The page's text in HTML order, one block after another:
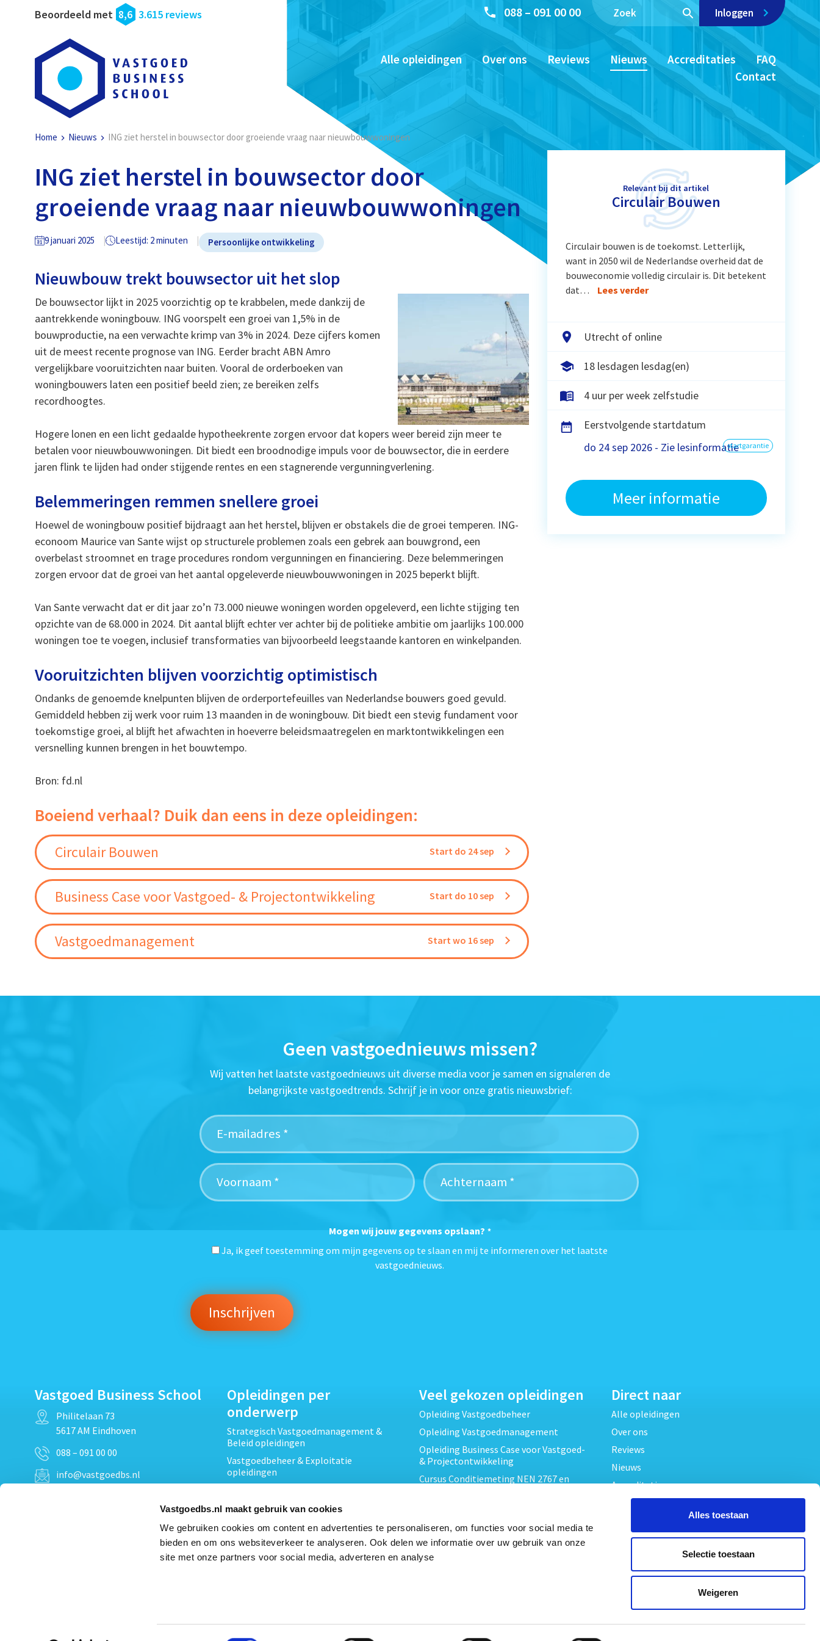
Vastgoedbs.nl maakt gebruik van cookies
We gebruiken cookies om content en advertenties te personaliseren, om functies voor social media te
bieden en om ons websiteverkeer te analyseren. Ook delen we informatie over uw gebruik van onze
site met onze partners voor social media, adverteren en analyse
Alles toestaan
Selectie toestaan
Weigeren
Beoordeeld met 8,6 3.615 reviews 088 – 091 00 00 Inloggen
Alle opleidingen Over ons Reviews Nieuws Accreditaties
FAQ
Contact
Home Nieuws ING ziet herstel in bouwsector door groeiende vraag naar nieuwbouwwoningen
ING ziet herstel in bouwsector door
groeiende vraag naar nieuwbouwwoningen
9 januari 2025 Leestijd: 2 minuten Persoonlijke ontwikkeling
Nieuwbouw trekt bouwsector uit het slop
De bouwsector lijkt in 2025 voorzichtig op te krabbelen, mede dankzij de
aantrekkende woningbouw. ING voorspelt een groei van 1,5% in de
bouwproductie, na een verwachte krimp van 3% in 2024. Deze cijfers komen
uit de meest recente prognose van ING. Eerder bracht ABN Amro
vergelijkbare vooruitzichten naar buiten. Vooral de orderboeken van
woningbouwers laten een positief beeld zien; ze bereiken zelfs
recordhoogtes.
Hogere lonen en een licht gedaalde hypotheekrente zorgen ervoor dat kopers weer bereid zijn meer te
betalen voor nieuwbouwwoningen. Dit biedt een broodnodige impuls voor de bouwsector, die in eerdere
jaren flink te lijden had onder stijgende rentes en een stagnerende vergunningverlening.
Belemmeringen remmen snellere groei
Hoewel de woningbouw positief bijdraagt aan het herstel, blijven er obstakels die de groei temperen. ING-
econoom Maurice van Sante wijst op structurele problemen zoals een gebrek aan bouwgrond, een
overbelast stroomnet en trage procedures rondom vergunningen en financiering. Deze belemmeringen
zorgen ervoor dat de groei van het aantal opgeleverde nieuwbouwwoningen in 2025 beperkt blijft.
Van Sante verwacht dat er dit jaar zo’n 73.000 nieuwe woningen worden opgeleverd, een lichte stijging ten
opzichte van de 68.000 in 2024. Dit aantal blijft echter ver achter bij de politieke ambitie om jaarlijks 100.000
woningen toe te voegen, inclusief transformaties van bijvoorbeeld leegstaande kantoren en winkelpanden.
Vooruitzichten blijven voorzichtig optimistisch
Ondanks de genoemde knelpunten blijven de orderportefeuilles van Nederlandse bouwers goed gevuld.
Gemiddeld hebben zij werk voor ruim 13 maanden in de woningbouw. Dit biedt een stevig fundament voor
toekomstige groei, al blijft het afwachten in hoeverre beleidsmaatregelen en marktontwikkelingen een
versnelling kunnen brengen in het bouwtempo.
Bron: fd.nl
Boeiend verhaal? Duik dan eens in deze opleidingen:
Circulair Bouwen Start do 24 sep
Business Case voor Vastgoed- & Projectontwikkeling Start do 10 sep
Vastgoedmanagement Start wo 16 sep
Relevant bij dit artikel
Circulair Bouwen
Circulair bouwen is de toekomst. Letterlijk,
want in 2050 wil de Nederlandse overheid dat de
bouweconomie volledig circulair is. Dit betekent
dat…
Lees verder
Utrecht of online
18 lesdagen lesdag(en)
4 uur per week zelfstudie
Eerstvolgende startdatum
do 24 sep 2026 - Zie lesinformatiestartgarantie
Meer informatie
Geen vastgoednieuws missen?
Wij vatten het laatste vastgoednieuws uit diverse media voor je samen en signaleren de
belangrijkste vastgoedtrends. Schrijf je in voor onze gratis nieuwsbrief:
Mogen wij jouw gegevens opslaan? *
Ja, ik geef toestemming om mijn gegevens op te slaan en mij te informeren over het laatste
vastgoednieuws.
Vastgoed Business School
Philitelaan 73
5617 AM Eindhoven
088 – 091 00 00
info@vastgoedbs.nl
Opleidingen per
onderwerp
Strategisch Vastgoedmanagement &
Beleid opleidingen
Vastgoedbeheer & Exploitatie
opleidingen
Projectontwikkeling &
Techniek, Onderhoud & Inspectie
Opleidingen
Verduurzaming en Energieprestatie
Veel gekozen opleidingen
Opleiding Vastgoedbeheer
Opleiding Vastgoedmanagement
Opleiding Business Case voor Vastgoed-
& Projectontwikkeling
Cursus Conditiemeting NEN 2767 en
Cursus EP-W Basis Woningen
Opleiding Professioneel VvE-beheer
Opleiding Projectleider Vastgoed
Direct naar
Alle opleidingen
Over ons
Reviews
Nieuws
Accreditaties
Algemene voorwaarden
Privacy verklaring